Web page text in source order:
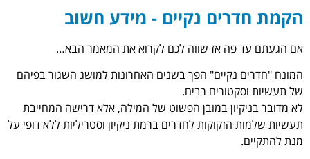
הקמת חדרים נקיים - מידע חשוב
אם הגעתם עד פה אז שווה לכם לקרוא את המאמר הבא…
המונח "חדרים נקיים" הפך בשנים האחרונות למושג השגור בפיהם
של תעשיות וסקטורים רבים.
לא מדובר בניקיון במובן הפשוט של המילה, אלא דרישה המחייבת
תעשיות שלמות הזקוקות לחדרים ברמת ניקיון וסטריליות ללא דופי על
מנת להתקיים.